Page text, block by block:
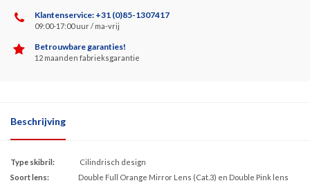
Klantenservice: +31 (0)85-1307417
09:00-17:00 uur / ma-vrij
Betrouwbare garanties!
12 maanden fabrieksgarantie
Beschrijving
Type skibril: Cilindrisch design
Soort lens: Double Full Orange Mirror Lens (Cat.3) en Double Pink lens